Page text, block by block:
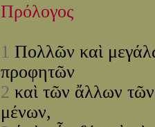
Πρόλογος
1 Πολλῶν καὶ
προφητῶν
2 καὶ τῶν ἄλλων
μένων,